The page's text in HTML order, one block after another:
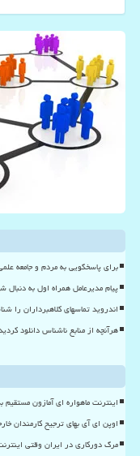
برای پاسخگویی به مردم و جامعه
پیام مدیرعامل همراه اول به دنبال
اندروید تماسهای کلاهبرداران را
هرآنچه از منابع ناشناس دانلود
اینترنت ماهواره ای آمازون
اوپن ای آی بهای ترجیح کارمندان
مرگ دورکاری در ایران وقتی